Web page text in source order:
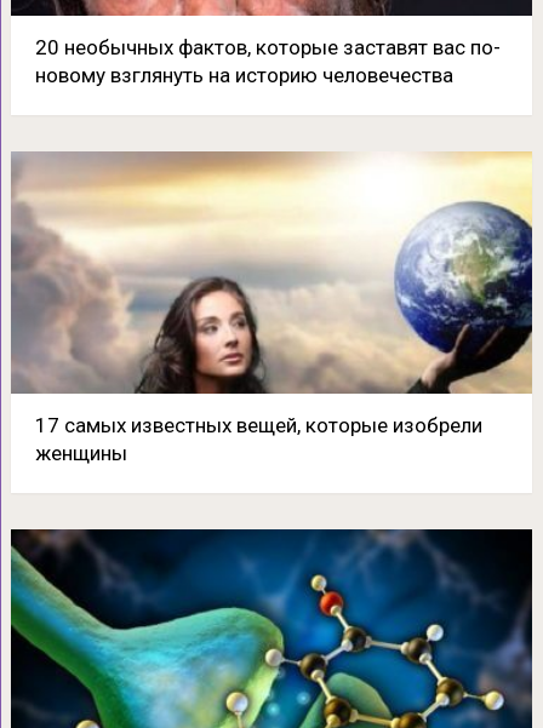
20 необычных фактов, которые заставят вас по-
новому взглянуть на историю человечества
17 самых известных вещей, которые изобрели
женщины